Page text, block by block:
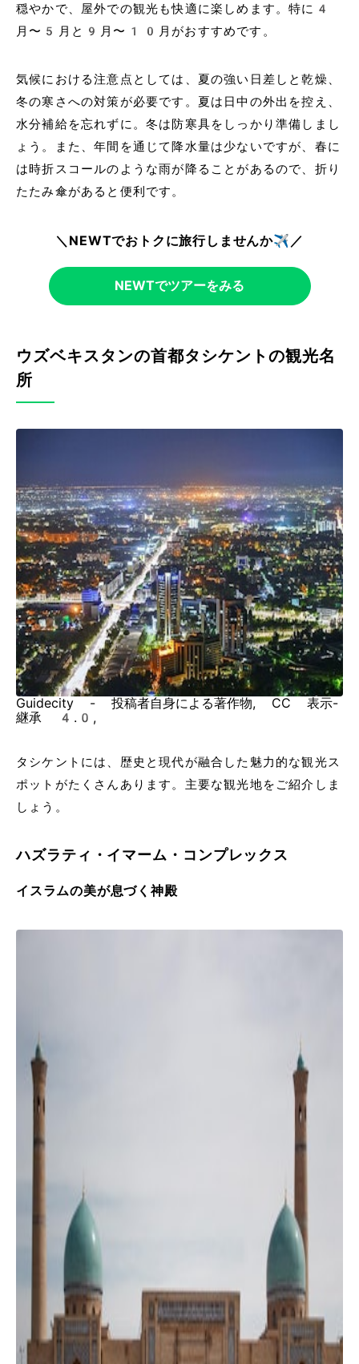
穏やかで、屋外での観光も快適に楽しめます。特に4
月〜5月と9月〜10月がおすすめです。
気候における注意点としては、夏の強い日差しと乾燥、
冬の寒さへの対策が必要です。夏は日中の外出を控え、
水分補給を忘れずに。冬は防寒具をしっかり準備しまし
ょう。また、年間を通じて降水量は少ないですが、春に
は時折スコールのような雨が降ることがあるので、折り
たたみ傘があると便利です。
＼NEWTでおトクに旅行しませんか✈️／
NEWTでツアーをみる
ウズベキスタンの首都タシケントの観光名
所
Guidecity - 投稿者自身による著作物, CC 表示-
継承 4.0,
タシケントには、歴史と現代が融合した魅力的な観光ス
ポットがたくさんあります。主要な観光地をご紹介しま
しょう。
ハズラティ・イマーム・コンプレックス
イスラムの美が息づく神殿